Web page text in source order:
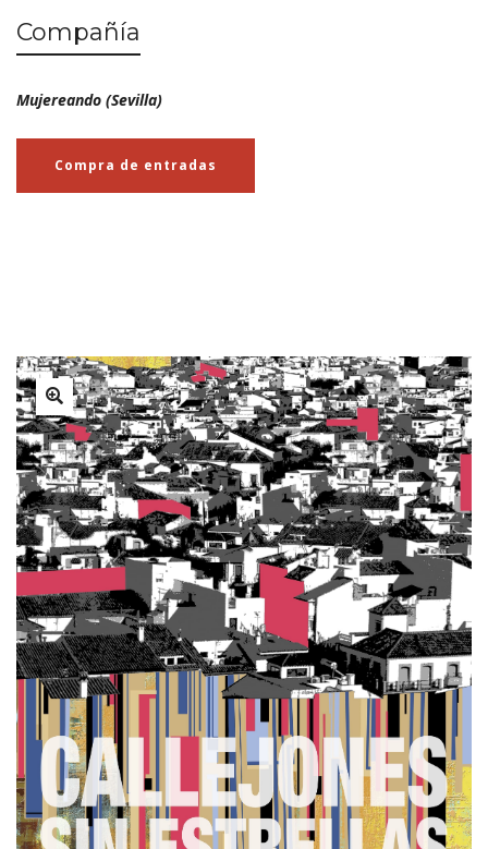
Compañía
Mujereando (Sevilla)
Compra de entradas